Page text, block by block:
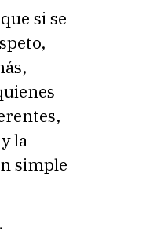
si se
la
simple